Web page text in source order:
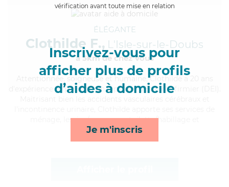
vérification avant toute mise en relation
Inscrivez-vous pour
afficher plus de profils
d’aides à domicile
Je m'inscris
ÉLÉGANTE
Clothilde F., L'Isle-sur-le-Doubs
à 5km de chez Vous
, soigneuse et humaine, Clothilde a 20 ans
d'expérience et possède un diplôme d'Etat d'infirmier (DEI).
ménage, lessive/repassage, toilette/habillage et
lever/coucher*